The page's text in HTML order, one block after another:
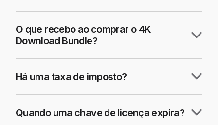
O que recebo ao comprar o 4K
Download Bundle?
Há uma taxa de imposto?
Quando uma chave de licença expira?